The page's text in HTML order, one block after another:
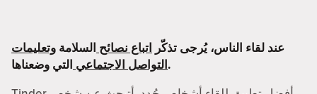
عند لقاء الناس، يُرجى تذكّر اتباع نصائح السلامة وتعليمات
التواصل الاجتماعيالتي وضعناها.